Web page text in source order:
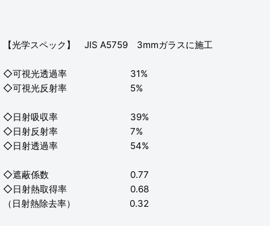
【光学スペック】 JIS A5759 3mmガラスに施工
◇可視光透過率 31%
◇可視光反射率 5%
◇日射吸収率 39%
◇日射反射率 7%
◇日射透過率 54%
◇遮蔽係数 0.77
◇日射熱取得率 0.68
（日射熱除去率） 0.32